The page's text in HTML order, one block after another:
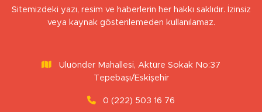
Sitemizdeki yazı, resim ve haberlerin her hakkı saklıdır. İzinsiz
veya kaynak gösterilemeden kullanılamaz.
Uluönder Mahallesi, Aktüre Sokak No:37
Tepebaşı/Eskişehir
0 (222) 503 16 76